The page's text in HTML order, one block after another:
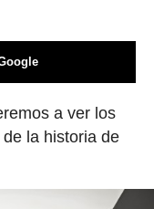
a ver los
la historia de